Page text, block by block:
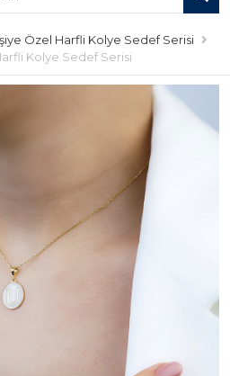
Özel Harfli Kolye Sedef Serisi
Kolye Sedef Serisi